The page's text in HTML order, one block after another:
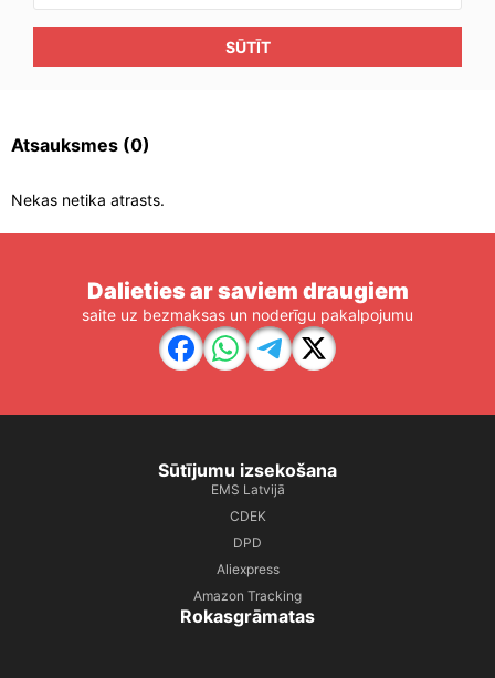
SŪTĪT
Atsauksmes (0)
Nekas netika atrasts.
Dalieties ar saviem draugiem
saite uz bezmaksas un noderīgu pakalpojumu
Sūtījumu izsekošana
EMS Latvijā
CDEK
DPD
Aliexpress
Amazon Tracking
Rokasgrāmatas